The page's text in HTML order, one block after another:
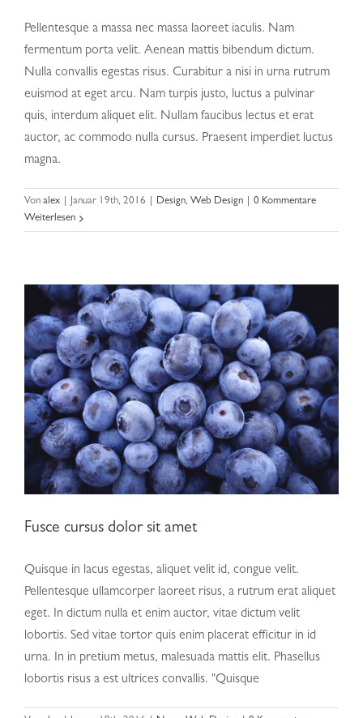
Pellentesque a massa nec massa laoreet iaculis. Nam
fermentum porta velit. Aenean mattis bibendum dictum.
Nulla convallis egestas risus. Curabitur a nisi in urna rutrum
euismod at eget arcu. Nam turpis justo, luctus a pulvinar
quis, interdum aliquet elit. Nullam faucibus lectus et erat
auctor, ac commodo nulla cursus. Praesent imperdiet luctus
magna.
Von alex Januar 19th, 2016 Design, Web Design
0 Kommentare
Weiterlesen
Fusce cursus dolor sit amet
Fusce cursus dolor sit amet
Quisque in lacus egestas, aliquet velit id, congue velit.
Pellentesque ullamcorper laoreet risus, a rutrum erat aliquet
eget. In dictum nulla et enim auctor, vitae dictum velit
lobortis. Sed vitae tortor quis enim placerat efficitur in id
urna. In in pretium metus, malesuada mattis elit. Phasellus
lobortis risus a est ultrices convallis. "Quisque